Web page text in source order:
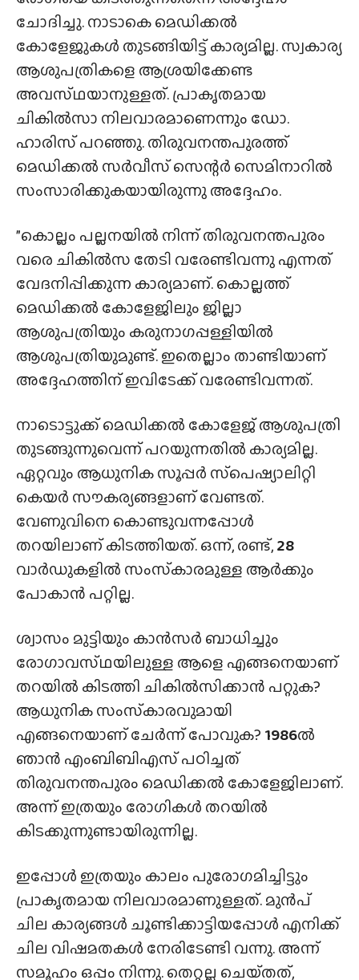
ചോദിച്ചു. നാടാകെ മെഡിക്കൽ
കോളേജുകൾ തുടങ്ങിയിട്ട് കാര്യമില്ല. സ്വകാര്യ
ആശുപത്രികളെ ആശ്രയിക്കേണ്ട
അവസ്‌ഥയാനുള്ളത്. പ്രാകൃതമായ
ചികിൽസാ നിലവാരമാണെന്നും ഡോ.
ഹാരിസ് പറഞ്ഞു. തിരുവനന്തപുരത്ത്
മെഡിക്കൽ സർവീസ് സെന്റർ സെമിനാറിൽ
സംസാരിക്കുകയായിരുന്നു അദ്ദേഹം.
”കൊല്ലം പല്ലനയിൽ നിന്ന് തിരുവനന്തപുരം
വരെ ചികിൽസ തേടി വരേണ്ടിവന്നു എന്നത്
വേദനിപ്പിക്കുന്ന കാര്യമാണ്. കൊല്ലത്ത്
മെഡിക്കൽ കോളേജിലും ജില്ലാ
ആശുപത്രിയും കരുനാഗപ്പള്ളിയിൽ
ആശുപത്രിയുമുണ്ട്. ഇതെല്ലാം താണ്ടിയാണ്
അദ്ദേഹത്തിന് ഇവിടേക്ക് വരേണ്ടിവന്നത്.
നാടൊട്ടുക്ക് മെഡിക്കൽ കോളേജ് ആശുപത്രി
തുടങ്ങുന്നുവെന്ന് പറയുന്നതിൽ കാര്യമില്ല.
ഏറ്റവും ആധുനിക സൂപ്പർ സ്‌പെഷ്യാലിറ്റി
കെയർ സൗകര്യങ്ങളാണ് വേണ്ടത്.
വേണുവിനെ കൊണ്ടുവന്നപ്പോൾ
തറയിലാണ് കിടത്തിയത്. ഒന്ന്, രണ്ട്,28
വാർഡുകളിൽ സംസ്‌കാരമുള്ള ആർക്കും
പോകാൻ പറ്റില്ല.
ശ്വാസം മുട്ടിയും കാൻസർ ബാധിച്ചും
രോഗാവസ്‌ഥയിലുള്ള ആളെ എങ്ങനെയാണ്
തറയിൽ കിടത്തി ചികിൽസിക്കാൻ പറ്റുക?
ആധുനിക സംസ്‌കാരവുമായി
എങ്ങനെയാണ് ചേർന്ന് പോവുക? 1986ൽ
ഞാൻ എംബിബിഎസ്‌ പഠിച്ചത്
തിരുവനന്തപുരം മെഡിക്കൽ കോളേജിലാണ്.
അന്ന് ഇത്രയും രോഗികൾ തറയിൽ
കിടക്കുന്നുണ്ടായിരുന്നില്ല.
ഇപ്പോൾ ഇത്രയും കാലം പുരോഗമിച്ചിട്ടും
പ്രാകൃതമായ നിലവാരമാണുള്ളത്. മുൻപ്
ചില കാര്യങ്ങൾ ചൂണ്ടിക്കാട്ടിയപ്പോൾ എനിക്ക്
ചില വിഷമതകൾ നേരിടേണ്ടി വന്നു. അന്ന്
സമൂഹം ഒപ്പം നിന്നു. തെറ്റല്ല ചെയ്‌തത്‌,